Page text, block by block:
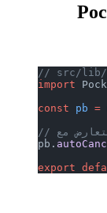
// src/lib/
import
const pb =
pb.
export